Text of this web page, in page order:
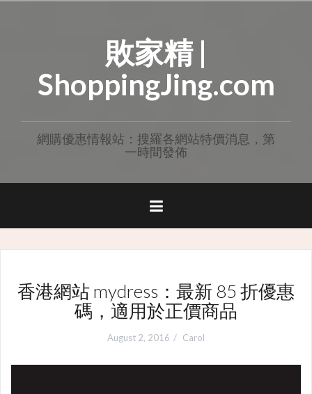
敗家精 |
ShoppingJing.com
網購優惠情報站：搜羅各網站特價消息，第
一時間發佈
香港網站 mydress：最新 85 折優惠
碼，適用於正價商品
August 2, 2016 Carol